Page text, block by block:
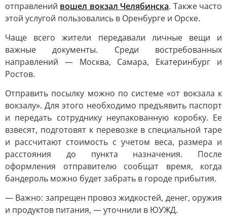
отправлений вошел вокзал Челябинска. Также часто
этой услугой пользовались в Оренбурге и Орске.
Чаще всего жители передавали личные вещи и
важные документы. Среди востребованных
направлений — Москва, Самара, Екатеринбург и
Ростов.
Отправить посылку можно по системе «от вокзала к
вокзалу». Для этого необходимо предъявить паспорт
и передать сотруднику неупакованную коробку. Ее
взвесят, подготовят к перевозке в специальной таре
и рассчитают стоимость с учетом веса, размера и
расстояния до пункта назначения. После
оформления отправителю сообщат время, когда
бандероль можно будет забрать в городе прибытия.
— Важно: запрещен провоз жидкостей, денег, оружия
и продуктов питания, — уточнили в ЮУЖД.